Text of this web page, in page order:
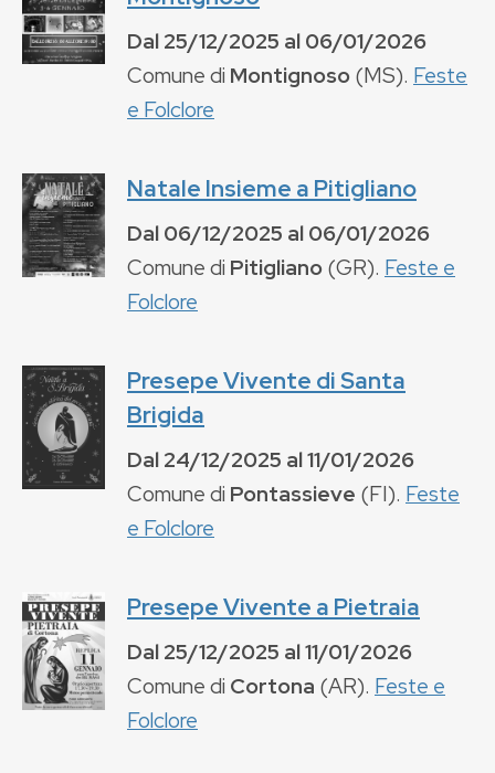
Dal25/12/2025 al06/01/2026
Comune di Montignoso(MS). Feste
e Folclore
Natale Insieme a Pitigliano
Dal06/12/2025 al06/01/2026
Comune di Pitigliano(GR). Feste e
Folclore
Presepe Vivente di Santa
Brigida
Dal24/12/2025 al11/01/2026
Comune di Pontassieve (FI). Feste
e Folclore
Presepe Vivente a Pietraia
Dal25/12/2025 al11/01/2026
Comune di Cortona (AR). Feste e
Folclore